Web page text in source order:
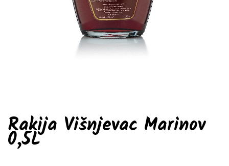
Rakija Višnjevac Marinov
0,5L